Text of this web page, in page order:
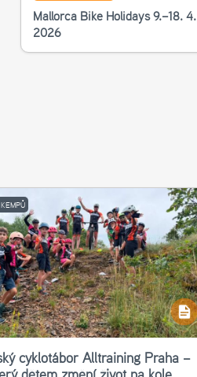
Mallorca Bike Holidays 9.–18. 4.
2026
cyklotábor Alltraining Praha –